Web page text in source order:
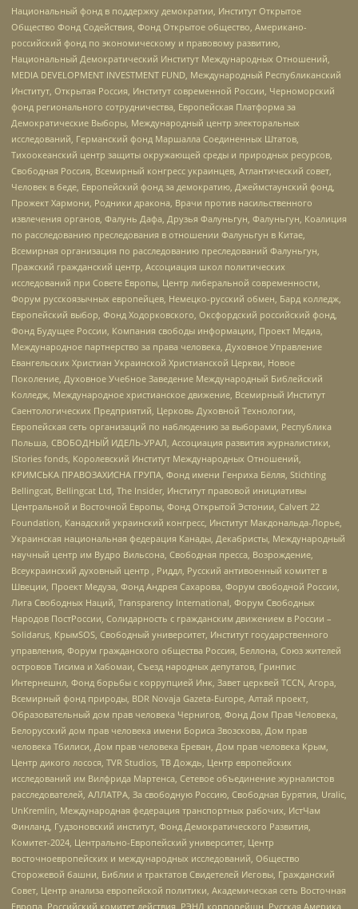
Национальный фонд в поддержку демократии, Институт Открытое
Общество Фонд Содействия, Фонд Открытое общество, Американо-
российский фонд по экономическому и правовому развитию,
Национальный Демократический Институт Международных Отношений,
MEDIA DEVELOPMENT INVESTMENT FUND, Международный Республиканский
Институт, Открытая Россия, Институт современной России, Черноморский
фонд регионального сотрудничества, Европейская Платформа за
Демократические Выборы, Международный центр электоральных
исследований, Германский фонд Маршалла Соединенных Штатов,
Тихоокеанский центр защиты окружающей среды и природных ресурсов,
Свободная Россия, Всемирный конгресс украинцев, Атлантический совет,
Человек в беде, Европейский фонд за демократию, Джеймстаунский фонд,
Прожект Хармони, Родники дракона, Врачи против насильственного
извлечения органов, Фалунь Дафа, Друзья Фалуньгун, Фалуньгун, Коалиция
по расследованию преследования в отношении Фалуньгун в Китае,
Всемирная организация по расследованию преследований Фалуньгун,
Пражский гражданский центр, Ассоциация школ политических
исследований при Совете Европы, Центр либеральной современности,
Форум русскоязычных европейцев, Немецко-русский обмен, Бард колледж,
Европейский выбор, Фонд Ходорковского, Оксфордский российский фонд,
Фонд Будущее России, Компания свободы информации, Проект Медиа,
Международное партнерство за права человека, Духовное Управление
Евангельских Христиан Украинской Христианской Церкви, Новое
Поколение, Духовное Учебное Заведение Международный Библейский
Колледж, Международное христианское движение, Всемирный Институт
Саентологических Предприятий, Церковь Духовной Технологии,
Европейская сеть организаций по наблюдению за выборами, Республика
Польша, СВОБОДНЫЙ ИДЕЛЬ-УРАЛ, Ассоциация развития журналистики,
IStories fonds, Королевский Институт Международных Отношений,
КРИМСЬКА ПРАВОЗАХИСНА ГРУПА, Фонд имени Генриха Бёлля, Stichting
Bellingcat, Bellingcat Ltd, The Insider, Институт правовой инициативы
Центральной и Восточной Европы, Фонд Открытой Эстонии, Calvert 22
Foundation, Канадский украинский конгресс, Институт Макдональда-Лорье,
Украинская национальная федерация Канады, Декабристы, Международный
научный центр им Вудро Вильсона, Свободная пресса, Возрождение,
Всеукраинский духовный центр , Риддл, Русский антивоенный комитет в
Швеции, Проект Медуза, Фонд Андрея Сахарова, Форум свободной России,
Лига Свободных Наций, Transparеncy International, Форум Свободных
Народов ПостРоссии, Солидарность с гражданским движением в России –
Solidarus, КрымSOS, Свободный университет, Институт государственного
управления, Форум гражданского общества Россия, Беллона, Союз жителей
островов Тисима и Хабомаи, Съезд народных депутатов, Гринпис
Интернешнл, Фонд борьбы с коррупцией Инк, Завет церквей TCCN, Агора,
Всемирный фонд природы, BDR Novaja Gazeta-Europe, Алтай проект,
Образовательный дом прав человека Чернигов, Фонд Дом Прав Человека,
Белорусский дом прав человека имени Бориса Звозскова, Дом прав
человека Тбилиси, Дом прав человека Ереван, Дом прав человека Крым,
Центр дикого лосося, TVR Studios, ТВ Дождь, Центр европейских
исследований им Вилфрида Мартенса, Сетевое объединение журналистов
расследователей, АЛЛАТРА, За свободную Россию, Свободная Бурятия, Uralic,
UnKremlin, Международная федерация транспортных рабочих, ИстЧам
Финланд, Гудзоновский институт, Фонд Демократического Развития,
Комитет-2024, Центрально-Европейский университет, Центр
восточноевропейских и международных исследований, Общество
Сторожевой башни, Библии и трактатов Свидетелей Иеговы, Гражданский
Совет, Центр анализа европейской политики, Академическая сеть Восточная
Европа, Российский комитет действия, РЭНД корпорейшн, Русская Америка